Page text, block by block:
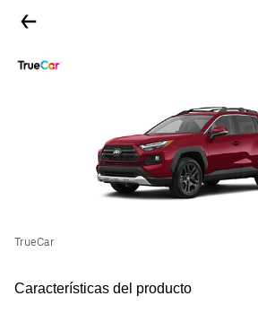
TrueCar
Características del producto